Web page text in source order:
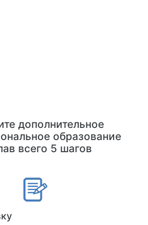
дополнительное
образование
всего 5 шагов